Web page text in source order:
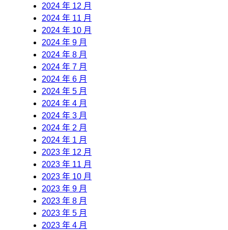
2024 年 12 月
2024 年 11 月
2024 年 10 月
2024 年 9 月
2024 年 8 月
2024 年 7 月
2024 年 6 月
2024 年 5 月
2024 年 4 月
2024 年 3 月
2024 年 2 月
2024 年 1 月
2023 年 12 月
2023 年 11 月
2023 年 10 月
2023 年 9 月
2023 年 8 月
2023 年 5 月
2023 年 4 月